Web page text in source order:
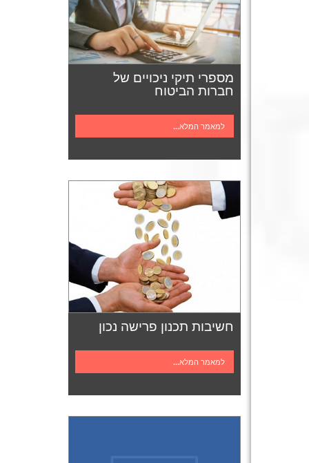
מספרי תיקי ניכויים של
חברות הביטוח
למאמר המלא...
חשיבות תכנון פרישה נכון
למאמר המלא...